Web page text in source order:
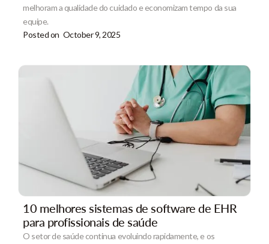
melhoram a qualidade do cuidado e economizam tempo da sua
equipe.
Posted on October 9, 2025
10 melhores sistemas de software de EHR
para profissionais de saúde
O setor de saúde continua evoluindo rapidamente, e os